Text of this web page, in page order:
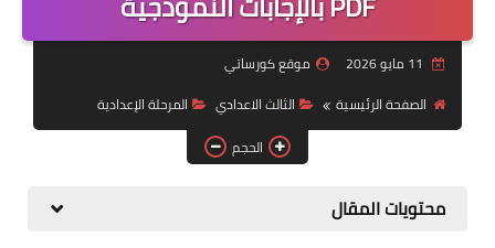
موضوعات
تكنولوجيا
موقع كورساتي
الصفحة الرئيسية
الثالث الاعدادي
المرحلة الإعدادية
الحجم
محتويات المقال